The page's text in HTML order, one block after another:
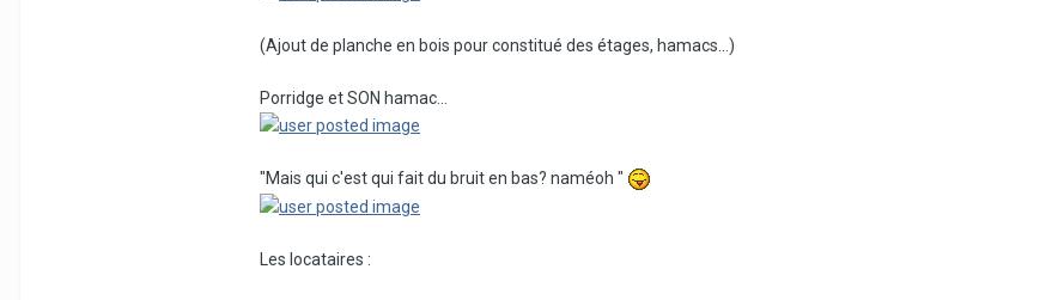
(Ajout de planche en bois pour constitué des étages, hamacs...)
Porridge et SON hamac...
"Mais qui c'est qui fait du bruit en bas? naméoh "
Les locataires :